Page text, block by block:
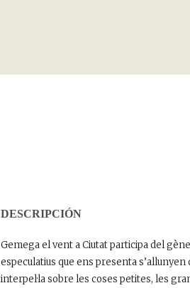
DESCRIPCIÓN
Gemega el vent a Ciutat participa del
especulatius que ens presenta
interpel·la sobre les coses petites, les